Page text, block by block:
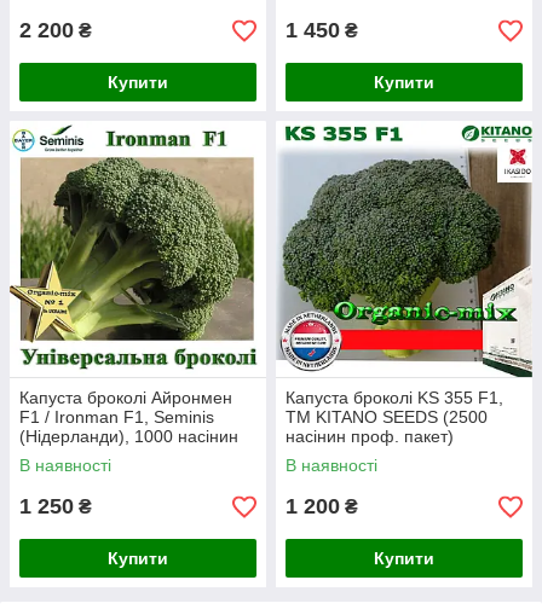
2 200 ₴
Купити
1 450 ₴
Купити
Капуста броколі Айронмен
F1 / Ironman F1, Seminis
(Нідерланди), 1000 насінин
В наявності
1 250 ₴
Купити
Капуста броколі KS 355 F1,
ТМ KITANO SEEDS (2500
насінин проф. пакет)
В наявності
1 200 ₴
Купити